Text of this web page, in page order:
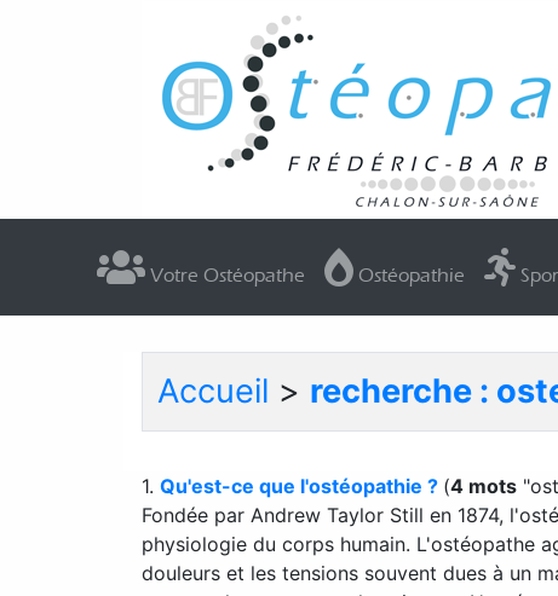
Votre Ostéopathe Ostéopathie
Accueil > recherche :
1. Qu'est-ce que l'ostéopathie ? (4 mots
Fondée par Andrew Taylor Still en 1874,
physiologie du corps humain. L'ostéopathe
douleurs et les tensions souvent dues à un